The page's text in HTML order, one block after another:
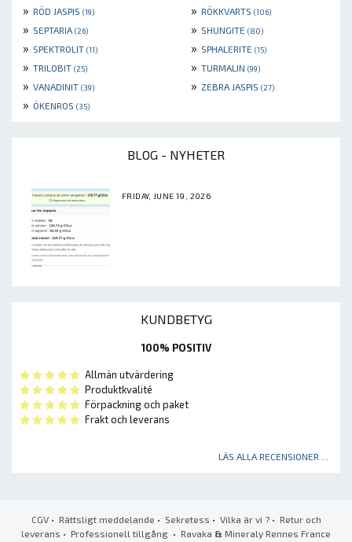
» RÖD JASPIS (19) » RÖKKVARTS (106)
» SEPTARIA (26) » SHUNGITE (80)
» SPEKTROLIT (11) » SPHALERITE (15)
» TRILOBIT (25) » TURMALIN (99)
» VANADINIT (39) » ZEBRA JASPIS (27)
» ÖKENROS (35)
BLOG - NYHETER
FRIDAY, JUNE 19, 2026
KUNDBETYG
100% POSITIV
Allmän utvärdering
Produktkvalité
Förpackning och paket
Frakt och leverans
LÄS ALLA RECENSIONER ...
CGV• Rättsligt meddelande • Sekretess • Vilka är vi ?• Retur och
leverans • Professionell tillgång • Ravaka & Mineraly Rennes France